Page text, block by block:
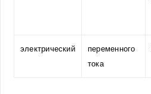
электрический
переменного
тока